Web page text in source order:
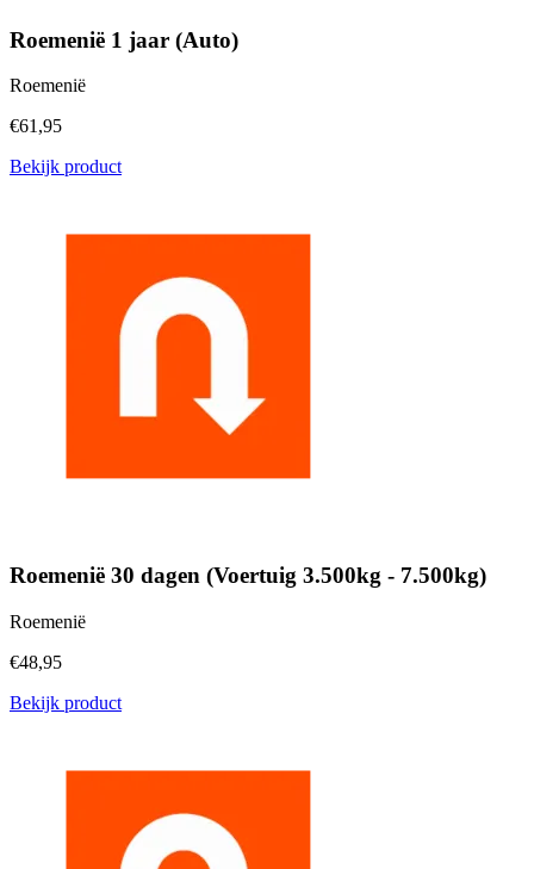
Roemenië 1 jaar (Auto)
Roemenië
€61,95
Bekijk product
Roemenië 30 dagen (Voertuig 3.500kg - 7.500kg)
Roemenië
€48,95
Bekijk product